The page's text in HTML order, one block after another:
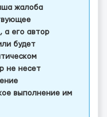
жалоба
а его автор
будет
не несет
выполнение им